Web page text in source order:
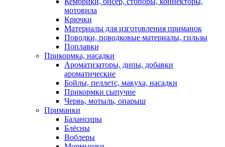
мотовила
Крючки
Материалы для изготовления приманок
Поводки, поводковые материалы, гильзы
Поплавки
Прикормка, насадки
Ароматизаторы, дипы, добавки
ароматические
Бойлы, пеллетс, макуха, насадки
Прикормки сыпучие
Червь, мотыль, опарыш
Приманки
Балансиры
Блёсны
Воблеры